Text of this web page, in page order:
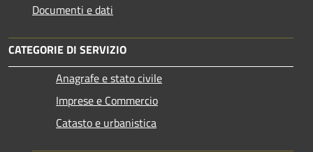
Documenti e dati
CATEGORIE DI SERVIZIO
Anagrafe e stato civile
Imprese e Commercio
Catasto e urbanistica